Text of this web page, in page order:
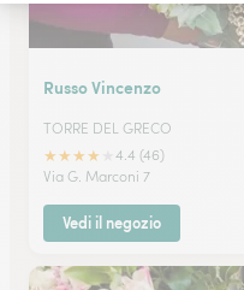
Russo Vincenzo
TORRE DEL GRECO
★★★★
4.4 (46)
Via G. Marconi 7
Vedi il negozio